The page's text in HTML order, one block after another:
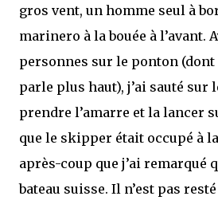
gros vent, un homme seul à
marinero à la bouée à l’avant.
personnes sur le ponton (dont
parle plus haut), j’ai sauté sur
prendre l’amarre et la lancer
que le skipper était occupé à la
après-coup que j’ai remarqué
bateau suisse. Il n’est pas